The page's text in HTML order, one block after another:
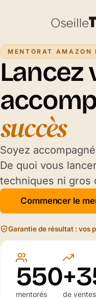
MENTORAT AMAZON
Lancez
succès
Soyez
De quoi vous
techniques ni gros
Commencer le
Garantie de résultat : vos
550
mentorés de